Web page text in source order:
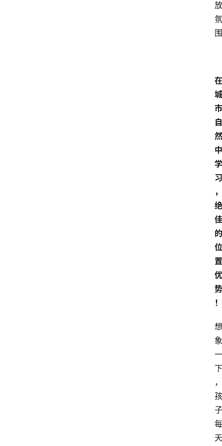
放
氛
围
在
城
市
自
然
中
学
习
，
绝
佳
的
位
置
优
势
！
想
象
一
下
，
孩
子
每
天